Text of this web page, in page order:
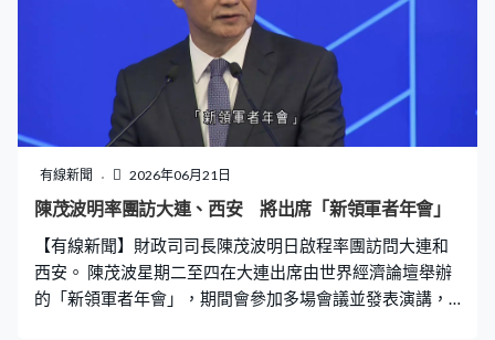
業選擇在香港首次公開招股或第二上市，國際投資者得以
更直接地參與中國創科產業的快速成長，企業亦能在香港
的監管框架與市場紀律中錘煉出更強的國際競爭力。 陳茂
波指本港經濟連續三年保持增長，去年增速約3.6%，經濟
總量達3.3萬億港元，今年上半年增長更快、更全面。財富
管理方面，本港前年底資產管理總值達35.1萬億港元，相
當於本地GDP的11倍。引進辦在創科領域引入超過120家
重點企業，預計帶來約730億港元投資和約25,000個職
位。貿易方面亦表現理想，去年商品整體出口貨值超過5萬
億港元，創歷史新高。 陳茂波指，隨着大灣區與長三角在
十五五時期進一步
有線新聞 2026年06月21日
陳茂波明率團訪大連、西安 將出席「新領軍者年會」
【有線新聞】財政司司長陳茂波明日啟程率團訪問大連和
西安。 陳茂波星期二至四在大連出席由世界經濟論壇舉辦
的「新領軍者年會」，期間會參加多場會議並發表演講，